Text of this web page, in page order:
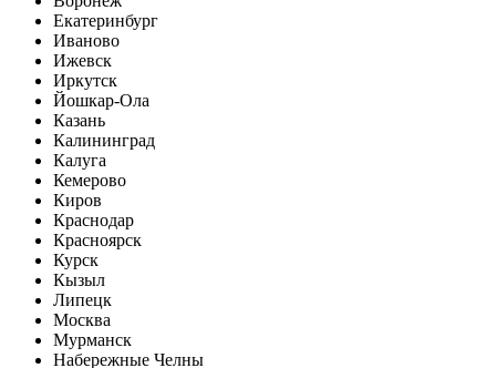
Екатеринбург
Иваново
Ижевск
Иркутск
Йошкар-Ола
Казань
Калининград
Калуга
Кемерово
Киров
Краснодар
Красноярск
Курск
Кызыл
Липецк
Москва
Мурманск
Набережные Челны